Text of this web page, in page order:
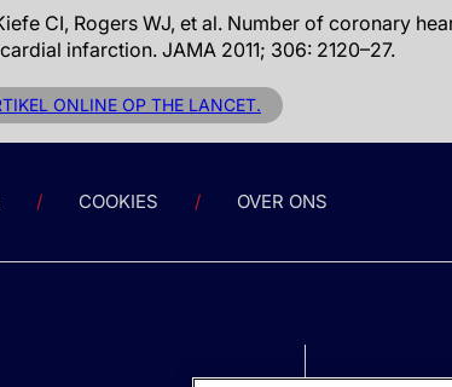
CI, Rogers WJ, et al. Number of coronary
infarction. JAMA 2011; 306: 2120–27.
ONLINE OP THE LANCET.
COOKIES OVER ONS